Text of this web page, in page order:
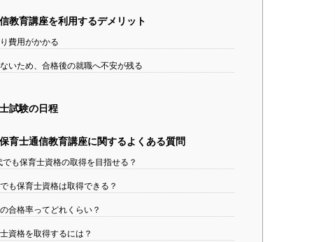
教育講座を利用するデメリット
費用がかかる
いため、合格後の就職へ不安が残る
試験の日程
育士通信教育講座に関するよくある質問
も保育士資格の取得を目指せる？
も保育士資格は取得できる？
合格率ってどれくらい？
資格を取得するには？